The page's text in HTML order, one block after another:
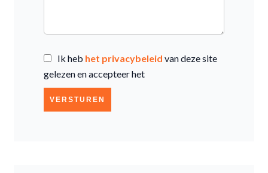
Ik heb het privacybeleid van deze site
gelezen en accepteer het
VERSTUREN